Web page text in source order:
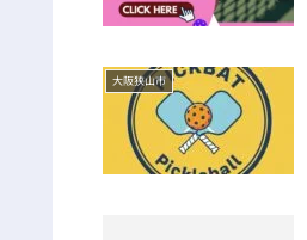
大阪狭山市